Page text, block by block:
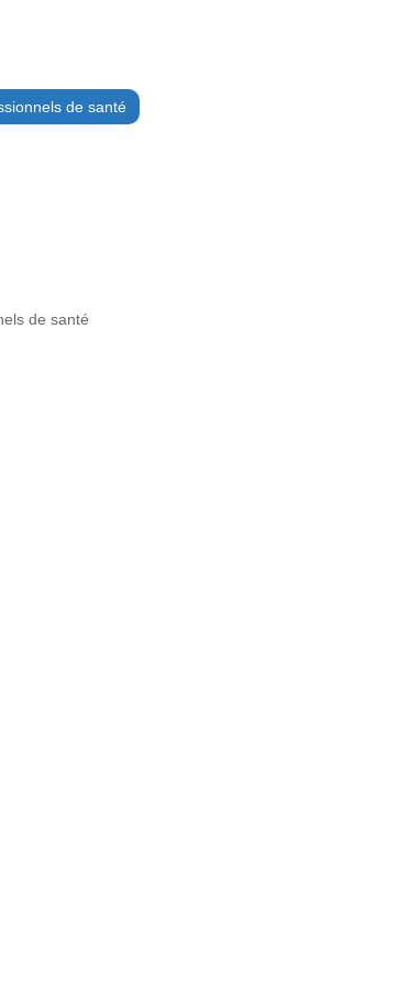
de santé
de santé